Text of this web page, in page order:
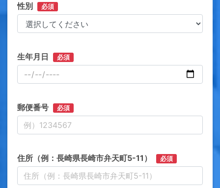
性別 必須
生年月日 必須
郵便番号 必須
住所（例：長崎県長崎市弁天町5-11） 必須